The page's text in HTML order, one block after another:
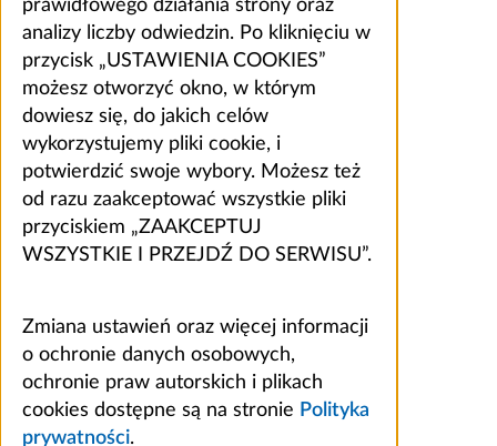
prawidłowego działania strony oraz
analizy liczby odwiedzin. Po kliknięciu w
przycisk „USTAWIENIA COOKIES”
możesz otworzyć okno, w którym
dowiesz się, do jakich celów
wykorzystujemy pliki cookie, i
potwierdzić swoje wybory. Możesz też
od razu zaakceptować wszystkie pliki
przyciskiem „ZAAKCEPTUJ
WSZYSTKIE I PRZEJDŹ DO SERWISU”.
Zmiana ustawień oraz więcej informacji
o ochronie danych osobowych,
ochronie praw autorskich i plikach
cookies dostępne są na stronie Polityka
prywatności.